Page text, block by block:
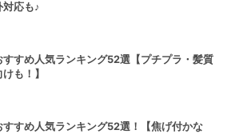
対応も♪
すすめ人気ランキング52選【プチプラ・髪質
も！】
すすめ人気ランキング52選！【焦げ付かな